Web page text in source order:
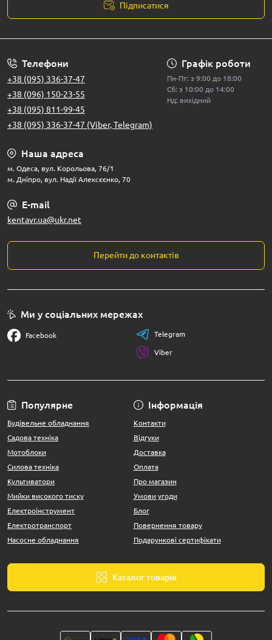
Підписатися
Телефони
+38 (095) 336-37-47
+38 (096) 150-23-55
+38 (095) 811-99-45
+38 (095) 336-37-47 (Viber, Telegram)
Графік роботи
Пн-Пт: з 9:00 до 18:00
Сб: з 10:00 до 14:00
Нд: вихідний
Наша адреса
м. Одеса, вул. Корольова, 76/1
м. Дніпро, вул. Надії Алексєєнко, 70
E-mail
kentavr.ua@ukr.net
Перейти до контактів
Популярне
Будівельне обладнання
Садова техніка
Мотоблоки
Силова техніка
Культиватори
Мийки високого тиску
Електроінструмент
Електротранспорт
Насосне обладнання
Інформація
Контакти
Відгуки
Доставка
Оплата
Про магазин
Умови угоди
Блог
Повернення товару
Подарункові сертифікати
Каталог товарів
Ми у соціальних мережах
Facebook Telegram
Viber